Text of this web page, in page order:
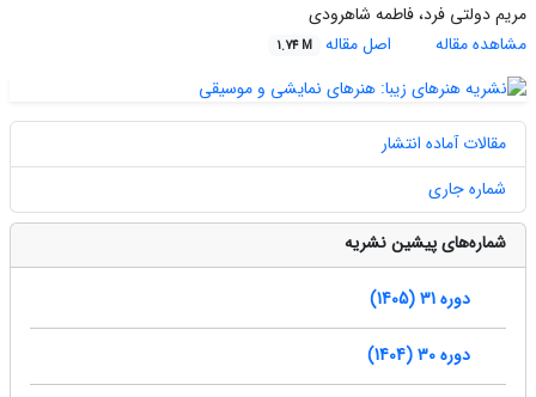
مریم دولتی فرد، فاطمه شاهرودی
مشاهده مقاله
اصل مقاله 1.74 M
مقالات آماده انتشار
شماره جاری
شماره‌های پیشین نشریه
دوره 31 (1405)
دوره 30 (1404)